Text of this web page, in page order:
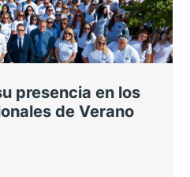
Empresarial
y Cuatrecasas para
entre ambos
artificial
presencia en los
de Verano